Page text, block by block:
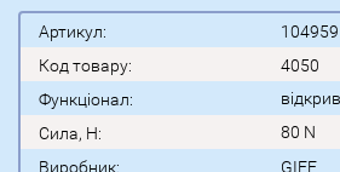
Артикул:
104959
Код товару:
4050
Функціонал:
Сила, H:
80 N
Виробник:
GIFF